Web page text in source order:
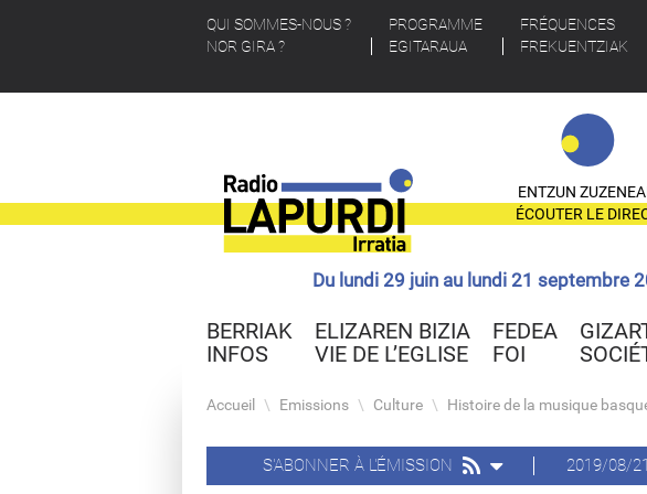
QUI SOMMES-NOUS ?
NOR GIRA ?
PROGRAMME
EGITARAUA
FRÉQUENCES
FREKUENTZIAK
ENTZUN
ÉCOUTER LE
Du lundi 29 juin au lundi 21 septembre
BERRIAK
INFOS
ELIZAREN BIZIA
VIE DE L’EGLISE
FEDEA
FOI
Accueil \ Emissions \ Culture \ Histoire de la musique
S'ABONNER À L'ÉMISSION 2019/08/21